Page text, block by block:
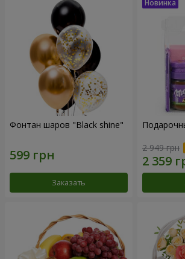
Фонтан шаров "Black shine"
Заказать
2 949 грн